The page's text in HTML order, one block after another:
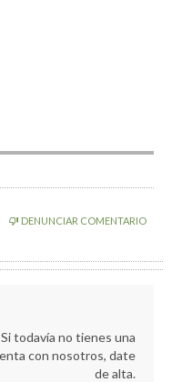
DENUNCIAR COMENTARIO
Si todavía no tienes una
con nosotros, date
de alta.